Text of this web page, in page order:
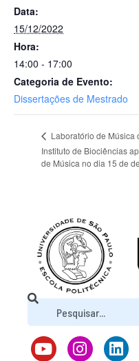
Data:
15/12/2022
Hora:
14:00 - 17:00
Categoria de Evento:
Dissertações de Mestrado
Laboratório de Música
Instituto de Biociências
de Música no dia 15 de